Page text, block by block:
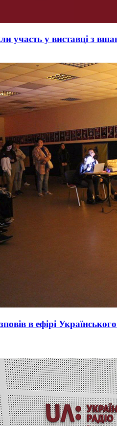
участь у виставці з
в ефірі